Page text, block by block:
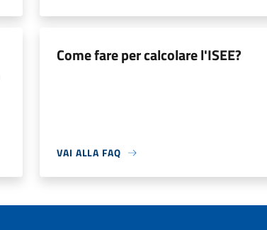
Come fare per calcolare l'ISEE?
VAI ALLA FAQ